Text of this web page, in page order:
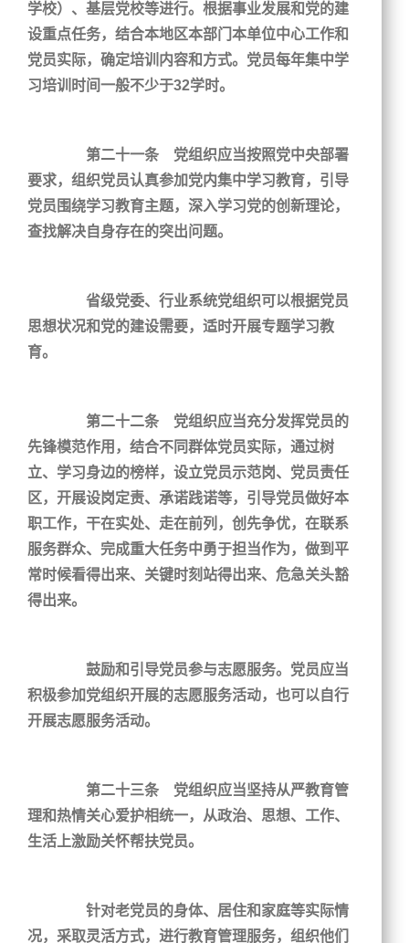
学校）、基层党校等进行。根据事业发展和党的建
设重点任务，结合本地区本部门本单位中心工作和
党员实际，确定培训内容和方式。党员每年集中学
习培训时间一般不少于32学时。
第二十一条 党组织应当按照党中央部署
要求，组织党员认真参加党内集中学习教育，引导
党员围绕学习教育主题，深入学习党的创新理论，
查找解决自身存在的突出问题。
省级党委、行业系统党组织可以根据党员
思想状况和党的建设需要，适时开展专题学习教
育。
第二十二条 党组织应当充分发挥党员的
先锋模范作用，结合不同群体党员实际，通过树
立、学习身边的榜样，设立党员示范岗、党员责任
区，开展设岗定责、承诺践诺等，引导党员做好本
职工作，干在实处、走在前列，创先争优，在联系
服务群众、完成重大任务中勇于担当作为，做到平
常时候看得出来、关键时刻站得出来、危急关头豁
得出来。
鼓励和引导党员参与志愿服务。党员应当
积极参加党组织开展的志愿服务活动，也可以自行
开展志愿服务活动。
第二十三条 党组织应当坚持从严教育管
理和热情关心爱护相统一，从政治、思想、工作、
生活上激励关怀帮扶党员。
针对老党员的身体、居住和家庭等实际情
况，采取灵活方式，进行教育管理服务，组织他们